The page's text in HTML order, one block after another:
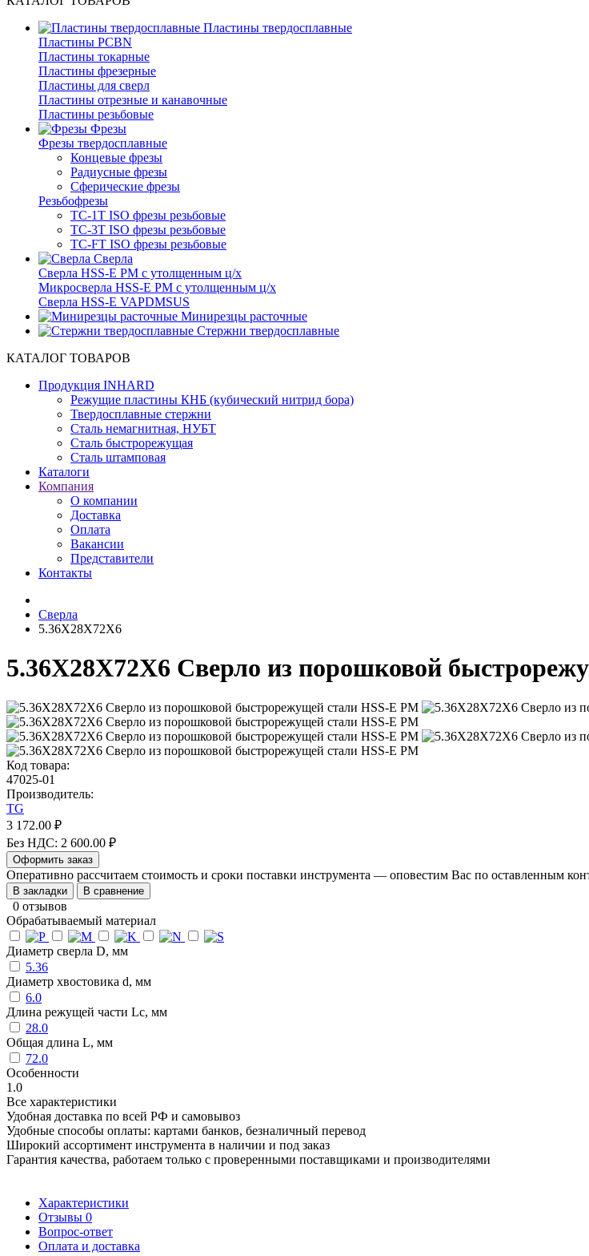
Пластины твердосплавные
Пластины PCBN
Пластины токарные
Пластины фрезерные
Пластины для сверл
Пластины отрезные и канавочные
Пластины резьбовые
Фрезы
Фрезы твердосплавные
Концевые фрезы
Радиусные фрезы
Сферические фрезы
Резьбофрезы
TC-1T ISO фрезы резьбовые
TC-3T ISO фрезы резьбовые
TC-FT ISO фрезы резьбовые
Сверла
Cверла HSS-E PM c утолщенным ц/х
Микросверла HSS-E PM c утолщенным ц/х
Сверла HSS-E VAPDMSUS
Минирезцы расточные
Cтержни твердосплавные
КАТАЛОГ ТОВАРОВ
Продукция INHARD
Режущие пластины КНБ (кубический нитрид бора)
Твердосплавные стержни
Сталь немагнитная, НУБТ
Сталь быстрорежущая
Сталь штамповая
Каталоги
Компания
О компании
Доставка
Оплата
Вакансии
Представители
Контакты
Сверла
5.36X28X72X6
5.36X28X72X6 Сверло из порошковой
Код товара:
47025-01
Производитель:
TG
3 172.00 ₽
Без НДС: 2 600.00 ₽
Оформить заказ
Оперативно рассчитаем стоимость и сроки поставки инструмента — оповестим Вас по оставленным
В закладки В сравнение
0 отзывов
Обрабатываемый материал
Диаметр сверла D, мм
5.36
Диаметр хвостовика d, мм
6.0
Длина режущей части Lc, мм
28.0
Общая длина L, мм
72.0
Особенности
1.0
Все характеристики
Удобная доставка по всей РФ и самовывоз
Удобные способы оплаты: картами банков, безналичный перевод
Широкий ассортимент инструмента в наличии и под заказ
Гарантия качества, работаем только с проверенными поставщиками и производителями
Характеристики
Отзывы 0
Вопрос-ответ
Оплата и доставка